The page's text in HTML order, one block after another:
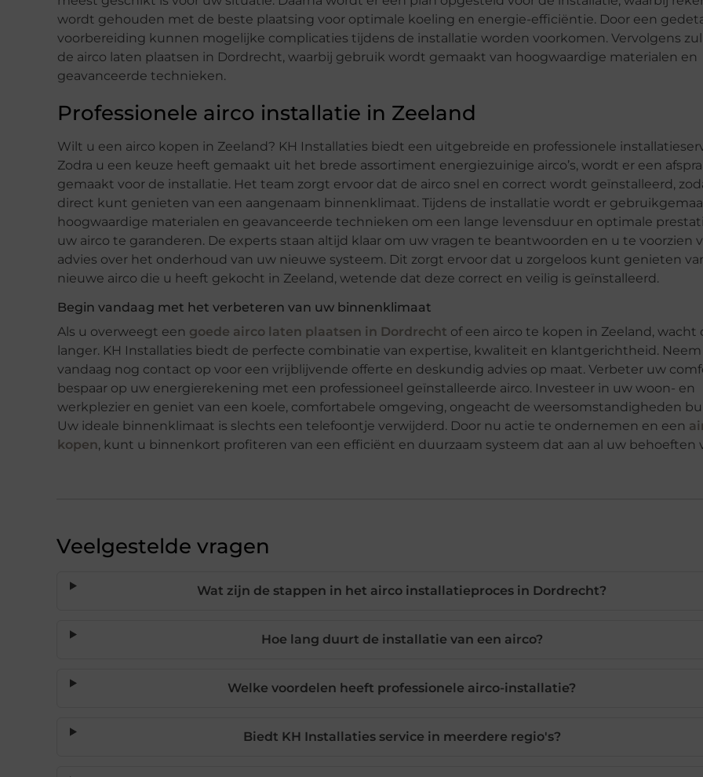
wordt gehouden met de beste plaatsing voor optimale koeling en energie-efficiëntie. Door een
voorbereiding kunnen mogelijke complicaties tijdens de installatie worden voorkomen. Vervolgens
de airco laten plaatsen in Dordrecht, waarbij gebruik wordt gemaakt van hoogwaardige materialen en
geavanceerde technieken.
Professionele airco installatie in Zeeland
Wilt u een airco kopen in Zeeland? KH Installaties biedt een uitgebreide en professionele
Zodra u een keuze heeft gemaakt uit het brede assortiment energiezuinige airco’s, wordt er een
gemaakt voor de installatie. Het team zorgt ervoor dat de airco snel en correct wordt geïnstalleerd,
direct kunt genieten van een aangenaam binnenklimaat. Tijdens de installatie wordt er
hoogwaardige materialen en geavanceerde technieken om een lange levensduur en optimale
uw airco te garanderen. De experts staan altijd klaar om uw vragen te beantwoorden en u te voorzien
advies over het onderhoud van uw nieuwe systeem. Dit zorgt ervoor dat u zorgeloos kunt genieten
nieuwe airco die u heeft gekocht in Zeeland, wetende dat deze correct en veilig is geïnstalleerd.
Begin vandaag met het verbeteren van uw binnenklimaat
Als u overweegt een goede airco laten plaatsen in Dordrecht of een airco te kopen in Zeeland, wacht
langer. KH Installaties biedt de perfecte combinatie van expertise, kwaliteit en klantgerichtheid. Neem
vandaag nog contact op voor een vrijblijvende offerte en deskundig advies op maat. Verbeter uw
bespaar op uw energierekening met een professioneel geïnstalleerde airco. Investeer in uw woon- en
werkplezier en geniet van een koele, comfortabele omgeving, ongeacht de weersomstandigheden
Uw ideale binnenklimaat is slechts een telefoontje verwijderd. Door nu actie te ondernemen en een
kopen, kunt u binnenkort profiteren van een efficiënt en duurzaam systeem dat aan al uw behoeften
Veelgestelde vragen
Wat zijn de stappen in het airco installatieproces in Dordrecht?
Hoe lang duurt de installatie van een airco?
Welke voordelen heeft professionele airco-installatie?
Biedt KH Installaties service in meerdere regio's?